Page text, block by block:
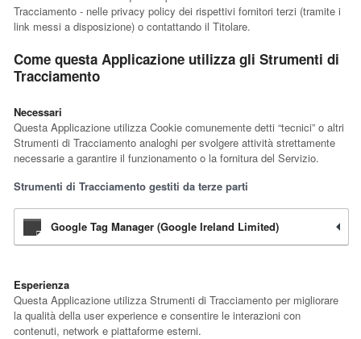
Tracciamento - nelle privacy policy dei rispettivi fornitori terzi (tramite i
link messi a disposizione) o contattando il Titolare.
Come questa Applicazione utilizza gli Strumenti di
Tracciamento
Necessari
Questa Applicazione utilizza Cookie comunemente detti “tecnici” o altri
Strumenti di Tracciamento analoghi per svolgere attività strettamente
necessarie a garantire il funzionamento o la fornitura del Servizio.
Strumenti di Tracciamento gestiti da terze parti
Google Tag Manager (Google Ireland Limited)
Esperienza
Questa Applicazione utilizza Strumenti di Tracciamento per migliorare
la qualità della user experience e consentire le interazioni con
contenuti, network e piattaforme esterni.